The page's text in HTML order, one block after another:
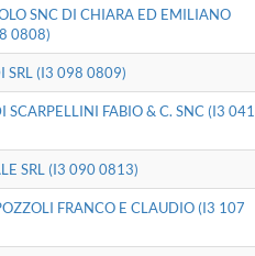
SNC DI CHIARA ED EMILIANO
0808)
SRL (I3 098 0809)
SCARPELLINI FABIO & C. SNC (I3 041
SRL (I3 090 0813)
FRANCO E CLAUDIO (I3 107